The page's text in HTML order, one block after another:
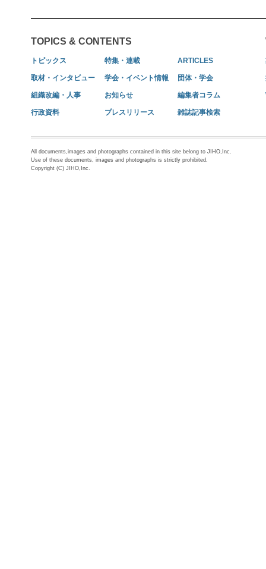
TOPICS & CONTENTS
トピックス 特集・連載 ARTICLES
取材・インタビュー 学会・イベント情報 団体・学会
組織改編・人事 お知らせ 編集者コラム
行政資料 プレスリリース 雑誌記事検索
All documents,images and photographs contained in this site belong to JIHO,Inc.
Use of these documents, images and photographs is strictly prohibited.
Copyright (C) JIHO,Inc.